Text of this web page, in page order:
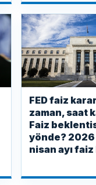
FED faiz
zaman, saat
Faiz
yönde? 2026
nisan ayı faiz